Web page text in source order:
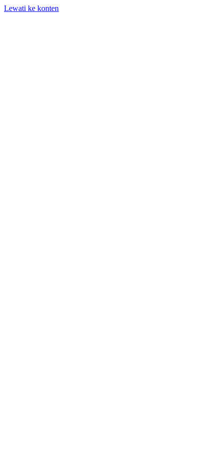
Lewati ke konten